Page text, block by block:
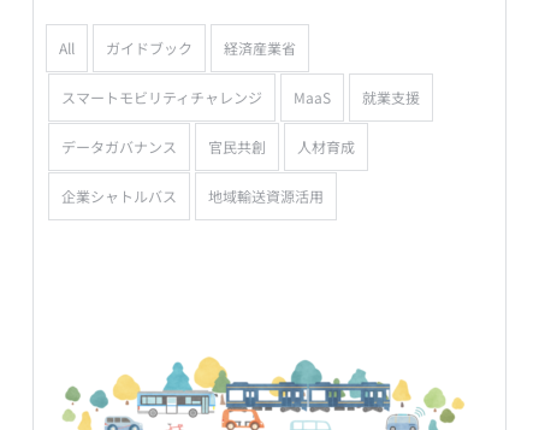
All ガイドブック 経済産業省
スマートモビリティチャレンジ MaaS 就業支援
データガバナンス 官民共創 人材育成
企業シャトルバス 地域輸送資源活用